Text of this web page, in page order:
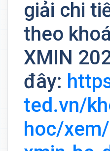
giải chi
theo
XMIN
đây:
ted.vn/
hoc/